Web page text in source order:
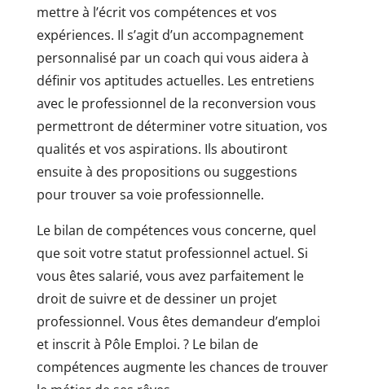
mettre à l’écrit vos compétences et vos
expériences. Il s’agit d’un accompagnement
personnalisé par un coach qui vous aidera à
définir vos aptitudes actuelles. Les entretiens
avec le professionnel de la reconversion vous
permettront de déterminer votre situation, vos
qualités et vos aspirations. Ils aboutiront
ensuite à des propositions ou suggestions
pour trouver sa voie professionnelle.
Le bilan de compétences vous concerne, quel
que soit votre statut professionnel actuel. Si
vous êtes salarié, vous avez parfaitement le
droit de suivre et de dessiner un projet
professionnel. Vous êtes demandeur d’emploi
et inscrit à Pôle Emploi. ? Le bilan de
compétences augmente les chances de trouver